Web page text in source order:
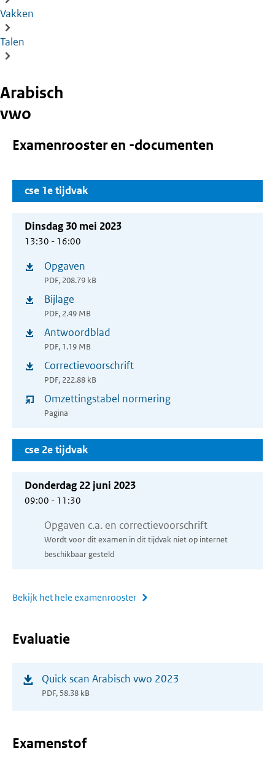
Vakken
Talen
Arabisch
vwo
Examenrooster en -documenten
cse 1e tijdvak
Dinsdag 30 mei 2023
13:30 - 16:00
Opgaven
PDF, 208.79 kB
(opent
nieuw
venster)
Bijlage
PDF, 2.49 MB
(opent
nieuw
venster)
Antwoordblad
PDF, 1.19 MB
(opent
nieuw
venster)
Correctievoorschrift
PDF, 222.88 kB
(opent
nieuw
venster)
Omzettingstabel normering
Pagina
cse 2e tijdvak
Donderdag 22 juni 2023
09:00 - 11:30
Opgaven c.a. en correctievoorschrift
Wordt voor dit examen in dit tijdvak niet op internet
beschikbaar gesteld
Bekijk het hele examenrooster
Evaluatie
Quick scan Arabisch vwo 2023
PDF, 58.38 kB
Examenstof